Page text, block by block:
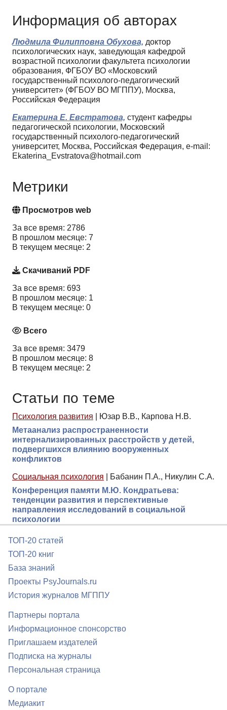
Информация об авторах
Людмила Филипповна Обухова, доктор
психологических наук, заведующая кафедрой
возрастной психологии факультета психологии
образования, ФГБОУ ВО «Московский
государственный психолого-педагогический
университет» (ФГБОУ ВО МГППУ), Москва,
Российская Федерация
Екатерина Е. Евстратова, студент кафедры
педагогической психологии, Московский
государственный психолого-педагогический
университет, Москва, Российская Федерация, e-mail:
Ekaterina_Evstratova@hotmail.com
Метрики
Просмотров web
За все время: 2786
В прошлом месяце: 7
В текущем месяце: 2
Скачиваний PDF
За все время: 693
В прошлом месяце: 1
В текущем месяце: 0
Всего
За все время: 3479
В прошлом месяце: 8
В текущем месяце: 2
Статьи по теме
Психология развития
Юзар В.В., Карпова Н.В.
Метаанализ распространенности
интернализированных расстройств у детей,
подвергшихся влиянию вооруженных
конфликтов
Социальная психология
Бабанин П.А., Никулин С.А.
Конференция памяти М.Ю. Кондратьева:
тенденции развития и перспективные
направления исследований в социальной
психологии
ТОП-20 статей
ТОП-20 книг
База знаний
Проекты PsyJournals.ru
История журналов МГППУ
Партнеры портала
Информационное спонсорство
Приглашаем издателей
Подписка на журналы
Персональная страница
О портале
Медиакит